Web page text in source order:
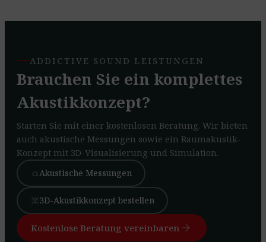
ADDICTIVE SOUND LEISTUNGEN
Brauchen Sie ein komplettes
Akustikkonzept?
Starten Sie mit einer kostenlosen Beratung. Wir bieten
auch akustische Messungen sowie ein Raumakustik-
Konzept mit 3D-Visualisierung und Simulation.
monitoringAkustische Messungen
view_in_ar3D-Akustikkonzept bestellen
Kostenlose Beratung vereinbaren arrow_forward